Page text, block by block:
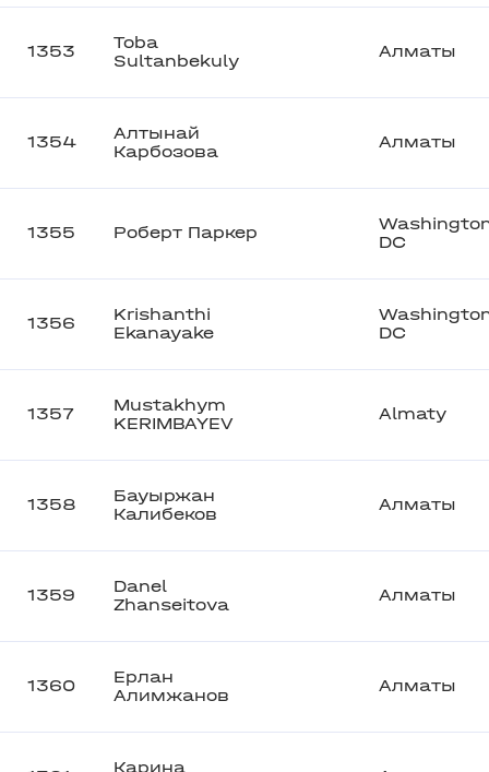
1353
Toba
Sultanbekuly
Алматы
1354
Алтынай
Карбозова
Алматы
1355 Роберт Паркер
DC
1356
Krishanthi
Ekanayake
DC
1357
Mustakhym
KERIMBAYEV
Almaty
1358
Бауыржан
Калибеков
Алматы
1359
Danel
Zhanseitova
Алматы
1360
Ерлан
Алимжанов
Алматы